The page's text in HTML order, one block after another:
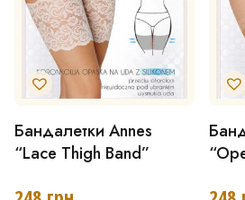
Бандалетки Annes
“Lace Thigh Band”
Цей
товар
має
Цей
має